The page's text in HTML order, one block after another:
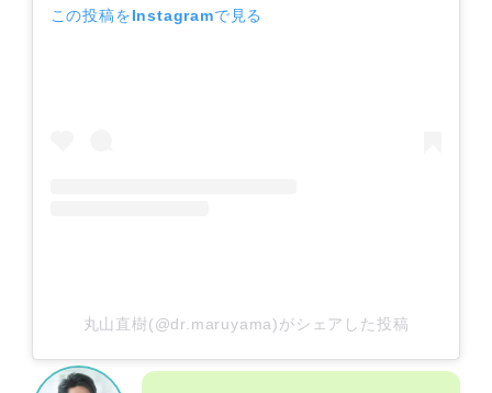
この投稿をInstagramで見る
丸山直樹(@dr.maruyama)がシェアした投稿